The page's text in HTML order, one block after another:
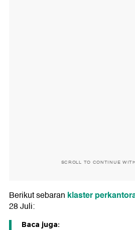
SCROLL TO CONTINUE
Berikut sebaran klaster
28 Juli:
Baca juga: